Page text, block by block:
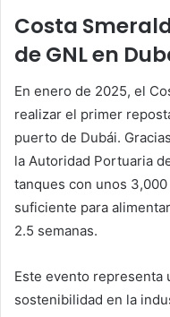
Costa
de GNL en
En enero de 2025, el
realizar el primer
puerto de Dubái.
la Autoridad Portuaria
tanques con unos
suficiente para
2.5 semanas.
Este evento representa
sostenibilidad en la